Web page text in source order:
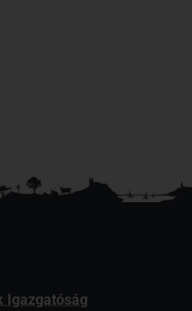
Igazgatóság